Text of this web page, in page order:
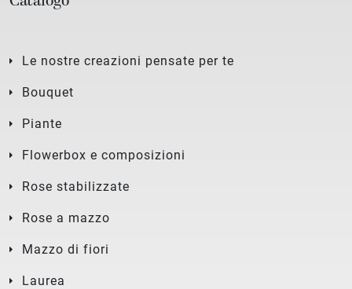
Le nostre creazioni pensate per te
Bouquet
Piante
Flowerbox e composizioni
Rose stabilizzate
Rose a mazzo
Mazzo di fiori
Laurea